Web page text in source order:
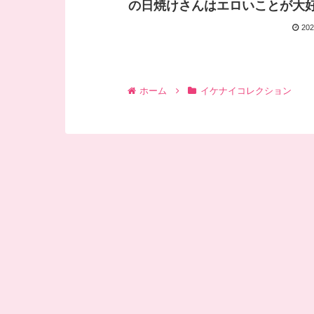
の日焼けさんはエロいことが大
ホーム イケナイコレクション